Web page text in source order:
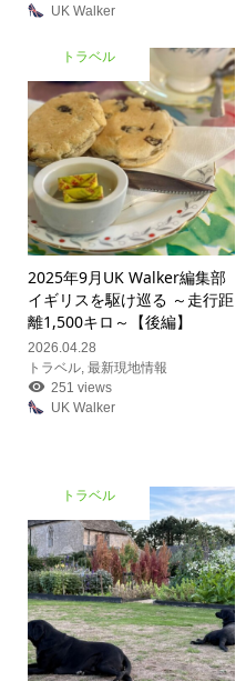
UK Walker
トラベル
2025年9月UK Walker編集部
イギリスを駆け巡る ～走行距
離1,500キロ～【後編】
2026.04.28
トラベル, 最新現地情報
251 views
UK Walker
トラベル